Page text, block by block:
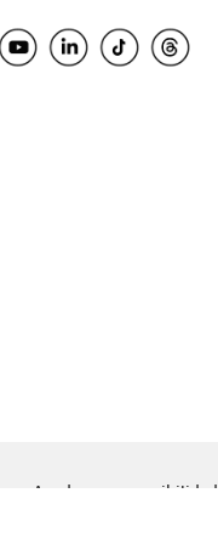
Ayuda para accesibilidad